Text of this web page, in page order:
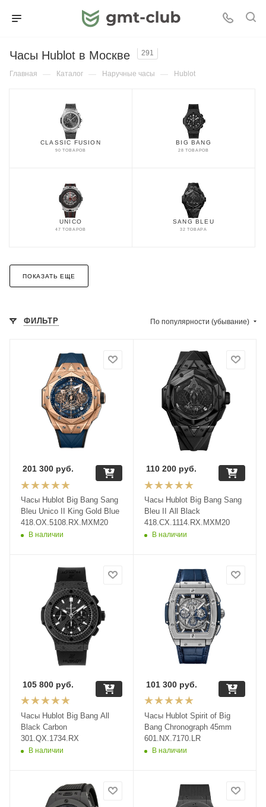
Часы Hublot в Москве 291
Главная — Каталог — Наручные часы — Hublot
CLASSIC FUSION
90 ТОВАРОВ
BIG BANG
28 ТОВАРОВ
UNICO
47 ТОВАРОВ
SANG BLEU
32 ТОВАРА
ПОКАЗАТЬ ЕЩЕ
ФИЛЬТР По популярности (убывание)
Часы Hublot Big Bang Sang
Bleu Unico II King Gold Blue
418.OX.5108.RX.MXM20
В наличии
201 300 руб.
Часы Hublot Big Bang Sang
Bleu II All Black
418.CX.1114.RX.MXM20
В наличии
110 200руб.
Часы Hublot Big Bang All
Black Carbon
301.QX.1734.RX
В наличии
105 800 руб.
Часы Hublot Spirit of Big
Bang Chronograph 45mm
601.NX.7170.LR
В наличии
101 300руб.